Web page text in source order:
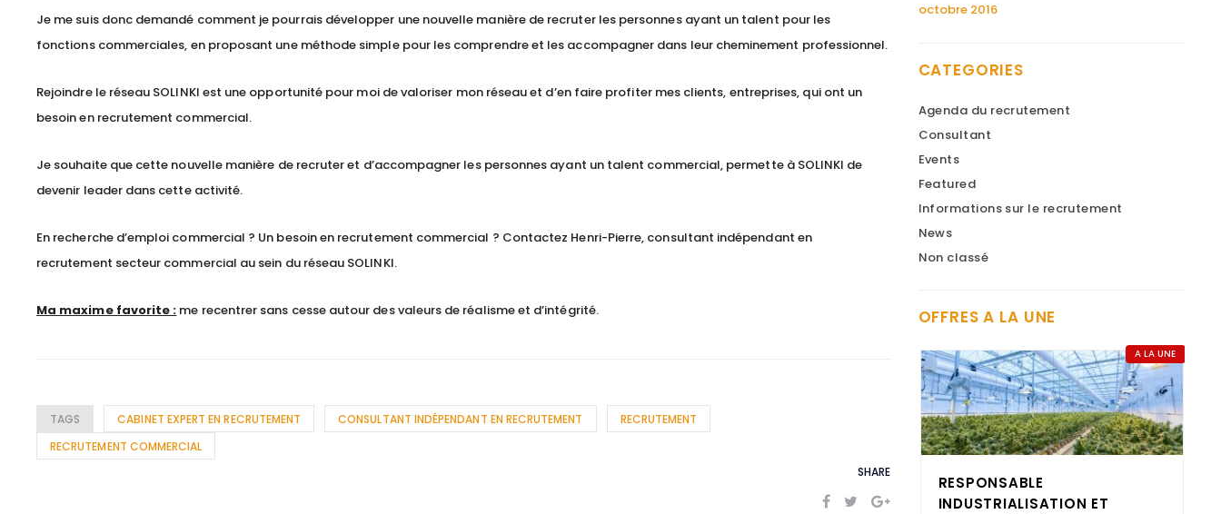
Je me suis donc demandé comment je pourrais développer une nouvelle manière de recruter les personnes ayant un talent pour les
fonctions commerciales, en proposant une méthode simple pour les comprendre et les accompagner dans leur cheminement professionnel.
Rejoindre le réseau SOLINKI est une opportunité pour moi de valoriser mon réseau et d’en faire profiter mes clients, entreprises, qui ont un
besoin en recrutement commercial.
Je souhaite que cette nouvelle manière de recruter et d’accompagner les personnes ayant un talent commercial, permette à SOLINKI de
devenir leader dans cette activité.
En recherche d’emploi commercial ? Un besoin en recrutement commercial ? Contactez Henri-Pierre, consultant indépendant en
recrutement secteur commercial au sein du réseau SOLINKI.
Ma maxime favorite : me recentrer sans cesse autour des valeurs de réalisme et d’intégrité.
TAGS CABINET EXPERT EN RECRUTEMENT CONSULTANT INDÉPENDANT EN RECRUTEMENT
RECRUTEMENT
RECRUTEMENT COMMERCIAL
SHARE
octobre 2016
CATEGORIES
Agenda du recrutement
Consultant
Events
Featured
Informations sur le recrutement
News
Non classé
OFFRES A LA UNE
A LA UNE
RESPONSABLE
INDUSTRIALISATION ET
https://t.co/n0Y4DiTiSK
https://t.co/hwD9vMgtbj
propriété intellectuelle /
Toulouse. Pour postuler :
https://t.co/ZwyZidbS1w
9 years ago
Rejoindre SOLINKI et
devenir Consultant
Indépendant en